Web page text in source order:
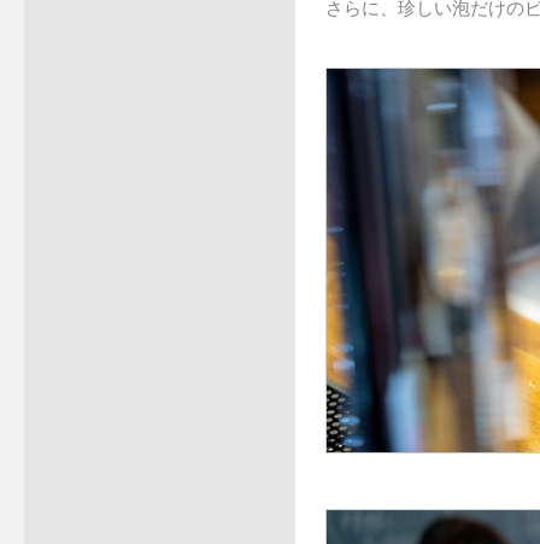
さらに、珍しい泡だけの